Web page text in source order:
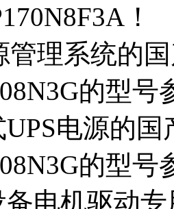
！
管理系统的
的型号
电源的
的型号
备电机驱动